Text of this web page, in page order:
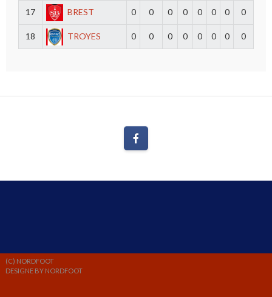
17 BREST 0 0 0 0 0 0 0 0
18 TROYES 0 0 0 0 0 0 0 0
(C) NORDFOOT
DESIGNE BY NORDFOOT